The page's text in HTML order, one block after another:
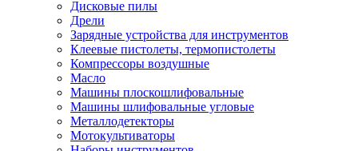
Дисковые пилы
Дрели
Зарядные устройства для инструментов
Клеевые пистолеты, термопистолеты
Компрессоры воздушные
Масло
Машины плоскошлифовальные
Машины шлифовальные угловые
Металлодетекторы
Мотокультиваторы